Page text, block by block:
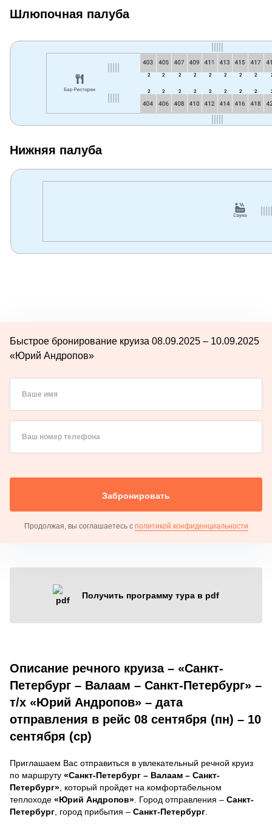
Шлюпочная палуба
Нижняя палуба
Быстрое бронирование круиза 08.09.2025 – 10.09.2025
«Юрий Андропов»
Ваше имя
Ваш номер телефона
Забронировать
Продолжая, вы соглашаетесь с политикой конфиденциальности
Получить программу тура в pdf
Описание речного круиза – «Санкт-
Петербург – Валаам – Санкт-Петербург» –
т/х «Юрий Андропов» – дата
отправления в рейс 08 сентября (пн) – 10
сентября (ср)
Приглашаем Вас отправиться в увлекательный речной круиз
по маршруту «Санкт-Петербург – Валаам – Санкт-
Петербург» , который пройдет на комфортабельном
теплоходе «Юрий Андропов» . Город отправления – Санкт-
Петербург , город прибытия – Санкт-Петербург